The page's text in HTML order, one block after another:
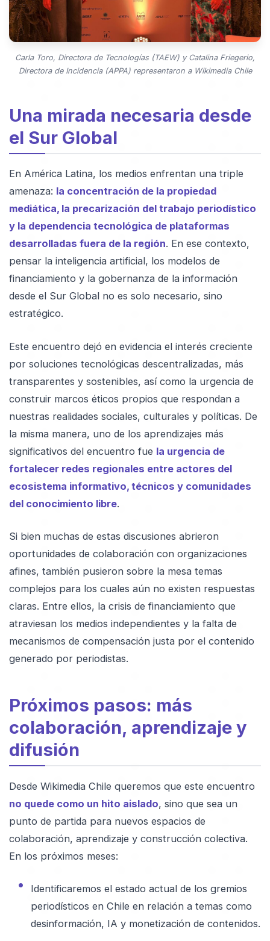
Carla Toro, Directora de Tecnologías (TAEW) y Catalina Friegerio,
Directora de Incidencia (APPA) representaron a Wikimedia Chile
Una mirada necesaria desde
el Sur Global
En América Latina, los medios enfrentan una triple
amenaza: la concentración de la propiedad
mediática, la precarización del trabajo periodístico
y la dependencia tecnológica de plataformas
desarrolladas fuera de la región. En ese contexto,
pensar la inteligencia artificial, los modelos de
financiamiento y la gobernanza de la información
desde el Sur Global no es solo necesario, sino
estratégico.
Este encuentro dejó en evidencia el interés creciente
por soluciones tecnológicas descentralizadas, más
transparentes y sostenibles, así como la urgencia de
construir marcos éticos propios que respondan a
nuestras realidades sociales, culturales y políticas. De
la misma manera, uno de los aprendizajes más
significativos del encuentro fue la urgencia de
fortalecer redes regionales entre actores del
ecosistema informativo, técnicos y comunidades
del conocimiento libre.
Si bien muchas de estas discusiones abrieron
oportunidades de colaboración con organizaciones
afines, también pusieron sobre la mesa temas
complejos para los cuales aún no existen respuestas
claras. Entre ellos, la crisis de financiamiento que
atraviesan los medios independientes y la falta de
mecanismos de compensación justa por el contenido
generado por periodistas.
Próximos pasos: más
colaboración, aprendizaje y
difusión
Desde Wikimedia Chile queremos que este encuentro
no quede como un hito aislado, sino que sea un
punto de partida para nuevos espacios de
colaboración, aprendizaje y construcción colectiva.
En los próximos meses:
Identificaremos el estado actual de los gremios
periodísticos en Chile en relación a temas como
desinformación, IA y monetización de contenidos.